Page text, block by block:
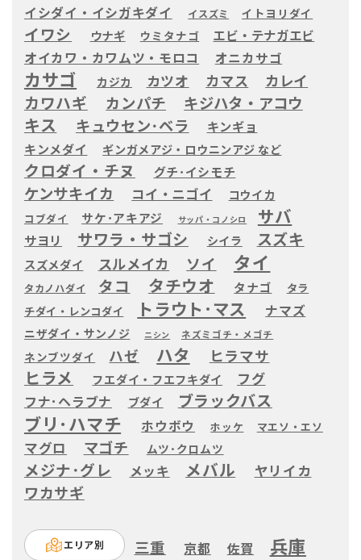
イシダイ・イシガキダイ イスズミ イトヨリダイ
イワシ ウナギ ウミタナゴ エビ・テナガエビ
オイカワ・カワムツ・モロコ オニカサゴ
カサゴ カジカ カツオ カマス カレイ
カワハギ カンパチ キジハタ・アコウ
キス キュウセン･ベラ キンギョ
キンメダイ ギンガメアジ・ロウニンアジ など
クロダイ・チヌ グチ･イシモチ
ケンサキイカ コイ・ニゴイ コウイカ
コブダイ サケ･アキアジ サッパ・コノシロ サバ
サヨリ サワラ・サゴシ シイラ スズキ
スズメダイ スルメイカ ソイ タイ
タカノハダイ タコ タチウオ タナゴ
タラ
チダイ・レンコダイ
トラウト･マス ナマズ
ニザダイ・サンノジ ニシン ネズミゴチ・メゴチ
ネンブツダイ ハゼ ハタ ヒラマサ
ヒラメ フエダイ・フエフキダイ フグ
フナ･ヘラブナ ブダイ ブラックバス
ブリ･ハマチ ホウボウ ホッケ マエソ・エソ
マグロ マゴチ ムツ･クロムツ
メジナ･グレ メッキ メバル ヤリイカ
ワカサギ
エリア別 三重 京都 佐賀 兵庫